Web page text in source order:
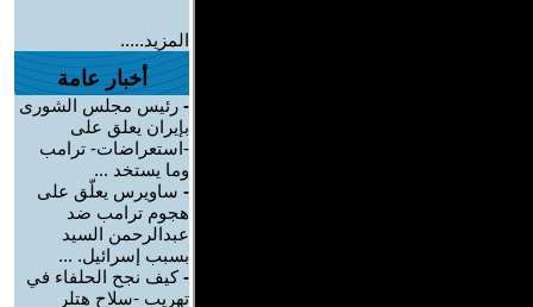
المزيد.....
أخبار عامة
- رئيس مجلس الشورى
بإيران يعلق على
-استعراضات- ترامب
وما يستخد ...
- ساويرس يعلّق على
هجوم ترامب ضد
عبدالرحمن السيد
بسبب إسرائيل. ...
-كيف نجح الحلفاء في
تهريب -سلاح هتلر